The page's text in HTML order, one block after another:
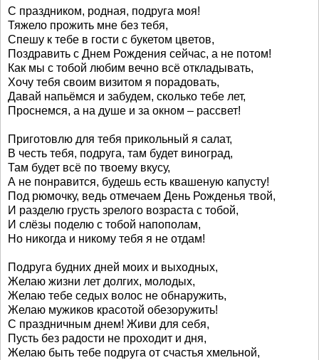
С праздником, родная, подруга моя!
Тяжело прожить мне без тебя,
Спешу к тебе в гости с букетом цветов,
Поздравить с Днем Рождения сейчас, а не потом!
Как мы с тобой любим вечно всё откладывать,
Хочу тебя своим визитом я порадовать,
Давай напьёмся и забудем, сколько тебе лет,
Проснемся, а на душе и за окном – рассвет!
Приготовлю для тебя прикольный я салат,
В честь тебя, подруга, там будет виноград,
Там будет всё по твоему вкусу,
А не понравится, будешь есть квашеную капусту!
Под рюмочку, ведь отмечаем День Рожденья твой,
И разделю грусть зрелого возраста с тобой,
И слёзы поделю с тобой напополам,
Но никогда и никому тебя я не отдам!
Подруга будних дней моих и выходных,
Желаю жизни лет долгих, молодых,
Желаю тебе седых волос не обнаружить,
Желаю мужиков красотой обезоружить!
С праздничным днем! Живи для себя,
Пусть без радости не проходит и дня,
Желаю быть тебе подруга от счастья хмельной,